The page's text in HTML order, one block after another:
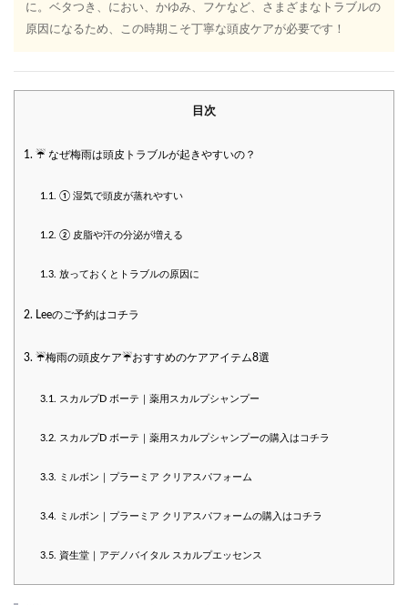
に。ベタつき、におい、かゆみ、フケなど、さまざまなトラブルの
原因になるため、この時期こそ丁寧な頭皮ケアが必要です！
目次
1. ☔ なぜ梅雨は頭皮トラブルが起きやすいの？
1.1. ① 湿気で頭皮が蒸れやすい
1.2. ② 皮脂や汗の分泌が増える
1.3. 放っておくとトラブルの原因に
2. Leeのご予約はコチラ
3. ☔️梅雨の頭皮ケア☔️おすすめのケアアイテム8選
3.1. スカルプD ボーテ｜薬用スカルプシャンプー
3.2. スカルプD ボーテ｜薬用スカルプシャンプーの購入はコチラ
3.3. ミルボン｜プラーミア クリアスパフォーム
3.4. ミルボン｜プラーミア クリアスパフォームの購入はコチラ
3.5. 資生堂｜アデノバイタル スカルプエッセンス